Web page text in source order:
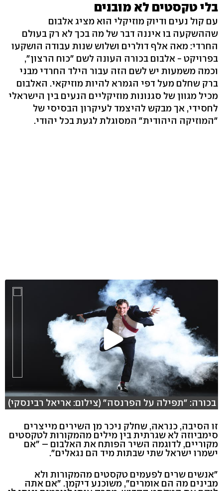
בלי טקסטים לא מובנים
עם קול נעים ודיוק מוזיקלי הוא מציג אלבום
שההשקעה בו איננה דבר של מה בכך לא רק בעולם
החרדי: מאה אלף דולרים ושלוש שנות עבודה הושקעו
בפרויקט - אלבום בכורה העונה לשם "כוח הרצון",
וכמה משמעות יש לשם הזה עבור הילד החרדי מבני
ברק שחלם מעל דפי הגמרא להיות מוזיקאי. האלבום
מכיל מגוון של סגנונות מוזיקליים הנעים בין הישראלי
לחסידי, אך מבקש להיצמד לעיקרון הבסיסי של
"המוזיקה היהודית" המסוגלת לגעת בכל יהודי.
בכורה: "תפילה על הפרנסה" (צילום: אריאל רבינסקי)
זו הסיבה, כנראה, שחלק ניכר מן השירים מייצרים
סימביוזה לא שגרתית בין מילים מהמקורות לטקסטים
מקוריים, לדוגמה השיר הפותח את האלבום – "אם
ישמרו ישראל שתי שבתות מיד הם נגאלים".
"אנשים שרים לפעמים טקסטים מהמקורות ולא
מבינים מה הם אומרים", משוכנע דיקמן. "אם אתה